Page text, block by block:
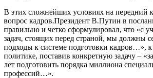
В этих сложнейших условиях на передний
вопрос кадров.Президент В.Путин в
правильно и четко сформулировал, что «с
задач, стоящих перед страной, мы должны
подходы к системе подготовки кадров…», к
политике, поставив конкретную задачу –
лет подготовить порядка миллиона
профессий…».